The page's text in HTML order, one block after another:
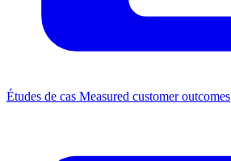
Études de cas Measured customer outcomes